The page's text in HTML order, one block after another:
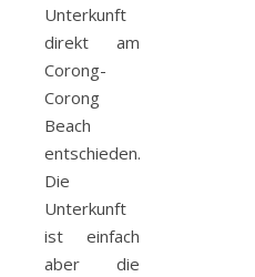
Unterkunft
direkt am
Corong-
Corong
Beach
entschieden.
Die
Unterkunft
ist einfach
aber die